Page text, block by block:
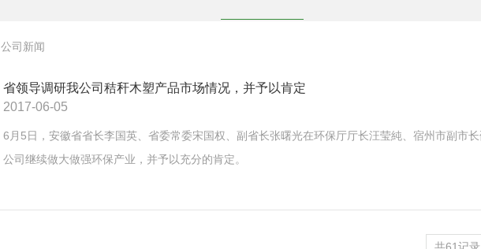
公司新闻
省领导调研我公司秸秆木塑产品市场情况，并予以肯定
2017-06-05
6月5日，安徽省省长李国英、省委常委宋国权、副省长张曙光在环保厅厅长汪莹純、宿州市副市
公司继续做大做强环保产业，并予以充分的肯定。